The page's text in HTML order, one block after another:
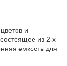
и
из 2-х
емкость для